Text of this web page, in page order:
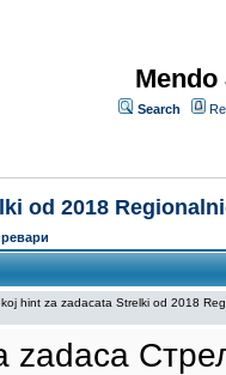
Search
od 2018
hint za zadacata Strelki od 2018
zadaca